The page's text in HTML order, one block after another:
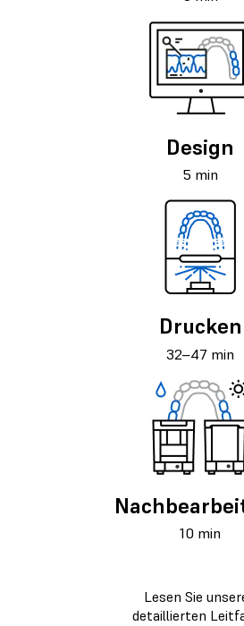
Design
5 min
Drucken
32–47 min
10 min
Lesen Sie
detaillierten